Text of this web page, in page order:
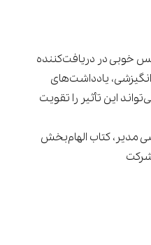
حس خوبی در دریافت‌کننده
یادداشت‌های
این تأثیر را تقویت
مدیر، کتاب الهام‌بخش